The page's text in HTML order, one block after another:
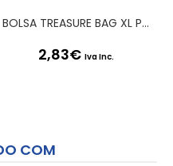
BOLSA TREASURE BAG XL PRETA SATISFYER
2,83€ Iva Inc.
COM